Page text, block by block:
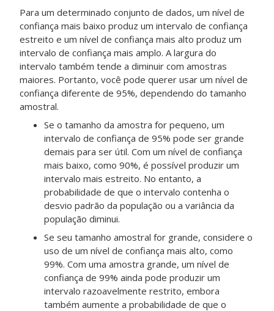
Para um determinado conjunto de dados, um nível de
confiança mais baixo produz um intervalo de confiança
estreito e um nível de confiança mais alto produz um
intervalo de confiança mais amplo. A largura do
intervalo também tende a diminuir com amostras
maiores. Portanto, você pode querer usar um nível de
confiança diferente de 95%, dependendo do tamanho
amostral.
Se o tamanho da amostra for pequeno, um
intervalo de confiança de 95% pode ser grande
demais para ser útil. Com um nível de confiança
mais baixo, como 90%, é possível produzir um
intervalo mais estreito. No entanto, a
probabilidade de que o intervalo contenha o
desvio padrão da população ou a variância da
população diminui.
Se seu tamanho amostral for grande, considere o
uso de um nível de confiança mais alto, como
99%. Com uma amostra grande, um nível de
confiança de 99% ainda pode produzir um
intervalo razoavelmente restrito, embora
também aumente a probabilidade de que o